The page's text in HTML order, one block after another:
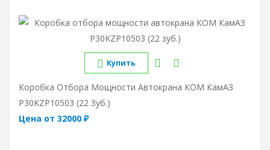
Купить
Коробка Отбора Мощности Автокрана КОМ КамАЗ
P30KZP10503 (22 Зуб.)
Цена от 32000 ₽